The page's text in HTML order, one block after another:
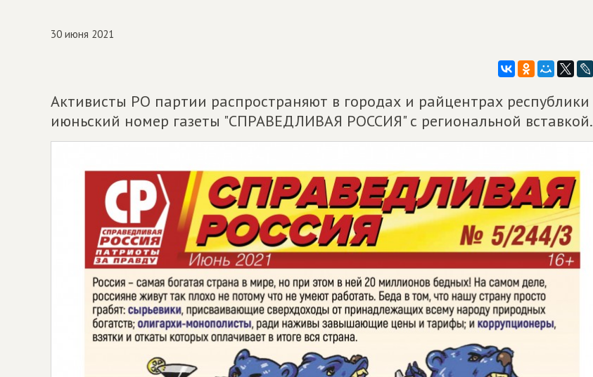
30 июня 2021
Активисты РО партии распространяют в городах и райцентрах республики
июньский номер газеты "СПРАВЕДЛИВАЯ РОССИЯ" с региональной вставкой.